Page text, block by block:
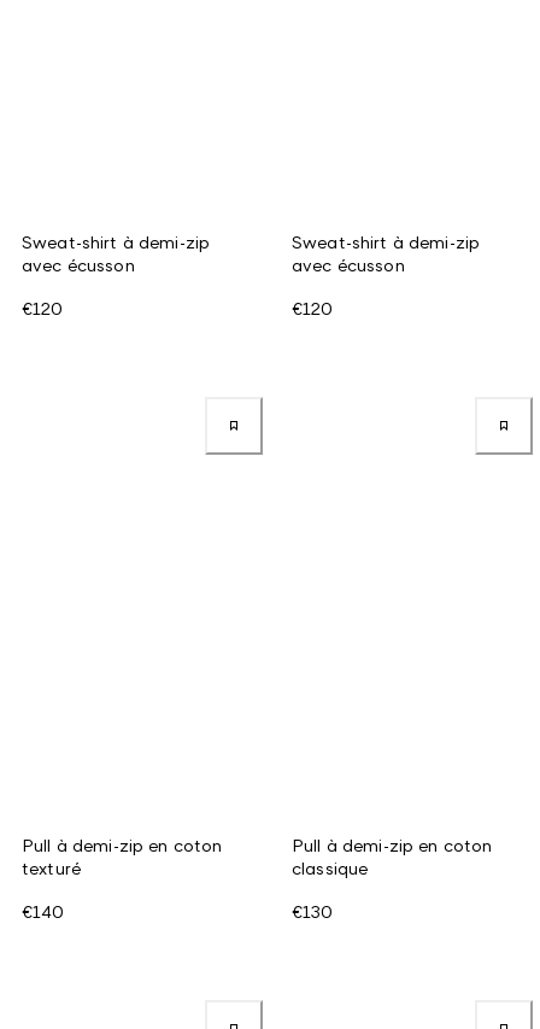
Sweat-shirt à demi-zip
avec écusson
€120
Sweat-shirt à demi-zip
avec écusson
€120
Pull à demi-zip en coton
texturé
€140
Pull à demi-zip en coton
classique
€130